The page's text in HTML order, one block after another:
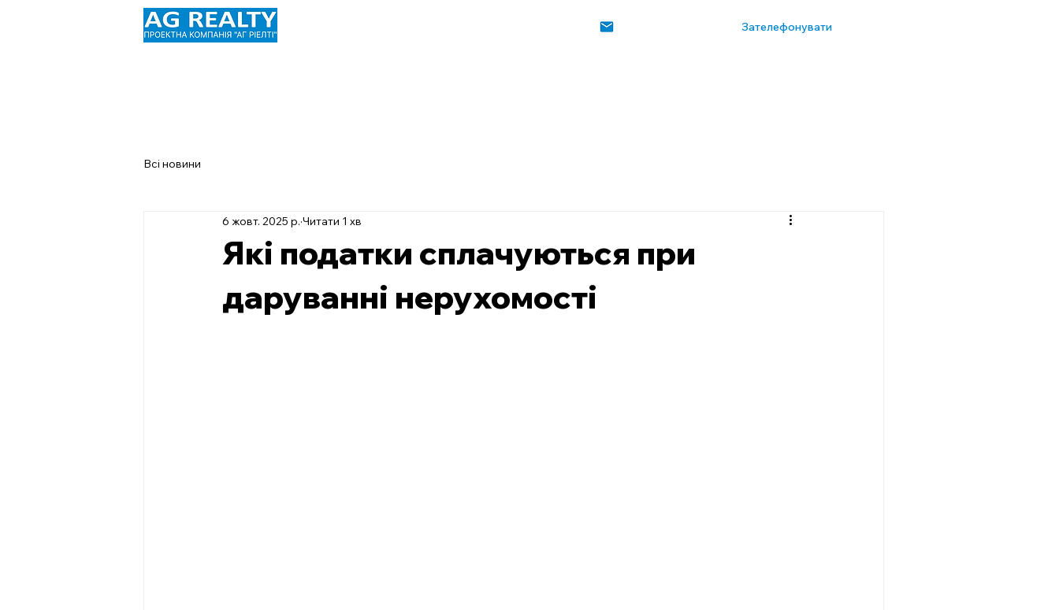
Зателефонувати
Всі новини
Які податки сплачуються при
даруванні нерухомості
6 жовт. 2025 р. Читати 1 хв